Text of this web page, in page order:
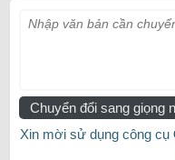
Nhập văn bản cần
Chuyển đổi sang giọng
Xin mời sử dụng công cụ